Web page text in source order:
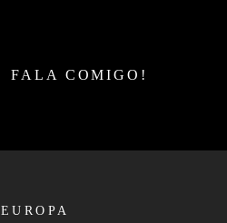
FALA COMIGO!
EUROPA